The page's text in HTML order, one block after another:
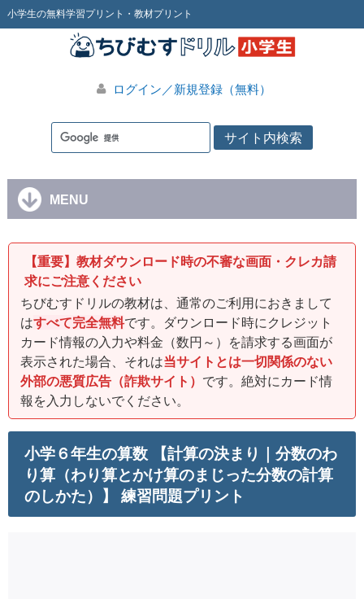
小学生の無料学習プリント・教材プリント
ログイン／新規登録（無料）
MENU
【重要】教材ダウンロード時の不審な画面・クレカ請
求にご注意ください
ちびむすドリルの教材は、通常のご利用におきまして
はすべて完全無料です。ダウンロード時にクレジット
カード情報の入力や料金（数円～）を請求する画面が
表示された場合、それは当サイトとは一切関係のない
外部の悪質広告（詐欺サイト） です。絶対にカード情
報を入力しないでください。
小学６年生の算数 【計算の決まり｜分数のわ
り算（わり算とかけ算のまじった分数の計算
のしかた）】 練習問題プリント